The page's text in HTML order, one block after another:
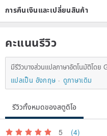
การคืนเงินและเปลี่ยนสินค้า
คะแนนรีวิว
มีรีวิวบางส่วนแปลภาษาอัตโนมัติโดย
แปลเป็น อังกฤษ
ดูภาษาเดิม
รีวิวทั้งหมดของสตูดิโอ
5 (4)